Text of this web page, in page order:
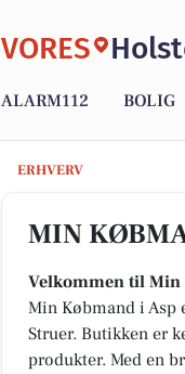
VORES
ALARM112 BOLIG
ERHVERV
MIN KØBMAND I ASP
MIN
Velkommen til Min
Min Købmand i
Struer. Butikken er
produkter. Med en